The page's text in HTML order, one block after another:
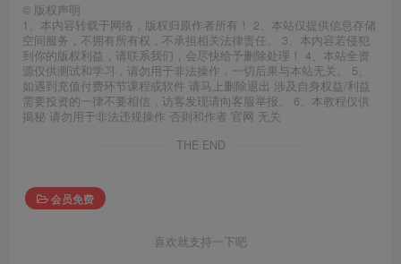
© 版权声明
1、本内容转载于网络，版权归原作者所有！ 2、本站仅提供信息存储
空间服务，不拥有所有权，不承担相关法律责任。 3、本内容若侵犯
到你的版权利益，请联系我们，会尽快给予删除处理！ 4、本站全资
源仅供测试和学习，请勿用于非法操作，一切后果与本站无关。 5、
如遇到充值付费环节课程或软件 请马上删除退出 涉及自身权益/利益
需要投资的一律不要相信，访客发现请向客服举报。 6、本教程仅供
揭秘 请勿用于非法违规操作 否则和作者 官网 无关
THE END
会员免费
喜欢就支持一下吧